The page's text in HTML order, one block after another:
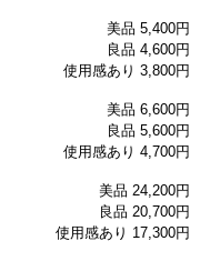
美品 5,400円
良品 4,600円
使用感あり 3,800円
美品 6,600円
良品 5,600円
使用感あり 4,700円
美品 24,200円
良品 20,700円
使用感あり 17,300円